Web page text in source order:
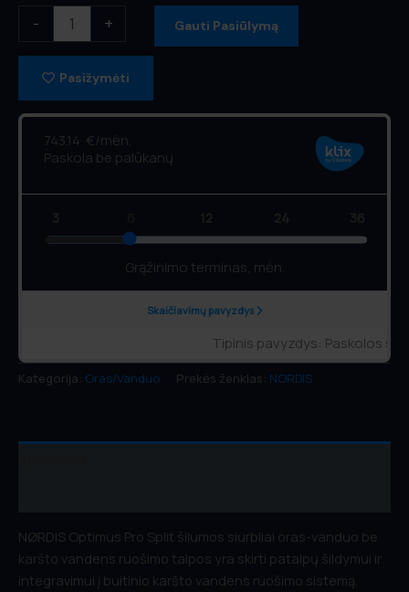
- + Gauti Pasiūlymą
Pasižymėti
Kategorija: Oras/Vanduo Prekės ženklas: NORDIS
NØRDIS Optimus Pro Split šilumos siurbliai oras-vanduo be
karšto vandens ruošimo talpos yra skirti patalpų šildymui ir
integravimui į buitinio karšto vandens ruošimo sistemą.